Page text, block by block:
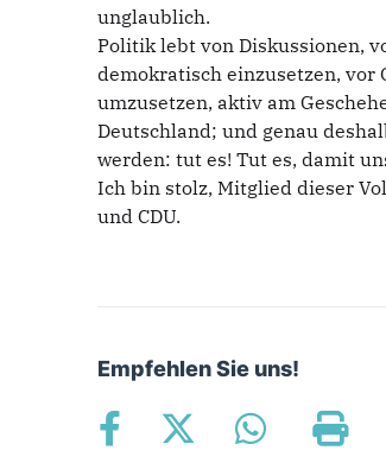
unglaublich.
Politik lebt von Diskussionen,
demokratisch einzusetzen, vor
umzusetzen, aktiv am
Deutschland; und genau
werden: tut es! Tut es, damit
Ich bin stolz, Mitglied dieser
und CDU.
Empfehlen Sie uns!